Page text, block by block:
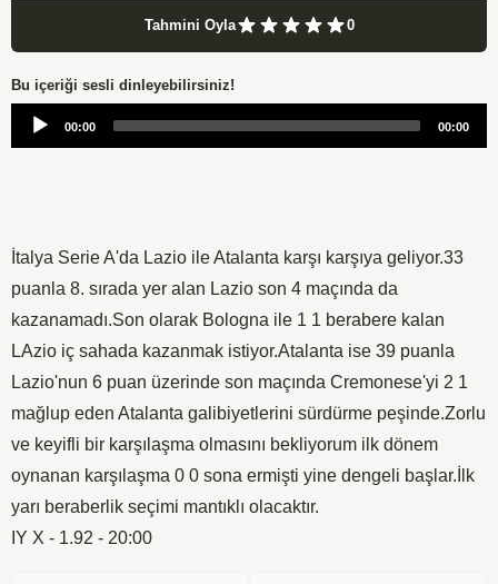
Tahmini Oyla 0
Bu içeriği sesli dinleyebilirsiniz!
Audio
00:00 00:00
İtalya Serie A'da Lazio ile Atalanta karşı karşıya geliyor.33
puanla 8. sırada yer alan Lazio son 4 maçında da
kazanamadı.Son olarak Bologna ile 1 1 berabere kalan
LAzio iç sahada kazanmak istiyor.Atalanta ise 39 puanla
Lazio'nun 6 puan üzerinde son maçında Cremonese'yi 2 1
mağlup eden Atalanta galibiyetlerini sürdürme peşinde.Zorlu
ve keyifli bir karşılaşma olmasını bekliyorum ilk dönem
oynanan karşılaşma 0 0 sona ermişti yine dengeli başlar.İlk
yarı beraberlik seçimi mantıklı olacaktır.
IY X - 1.92 - 20:00